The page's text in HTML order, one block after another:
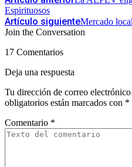
Espirituosos
Artículo siguienteMercado
Join the Conversation
17 Comentarios
Deja una respuesta
Tu dirección de correo
obligatorios están marcados con *
Comentario *